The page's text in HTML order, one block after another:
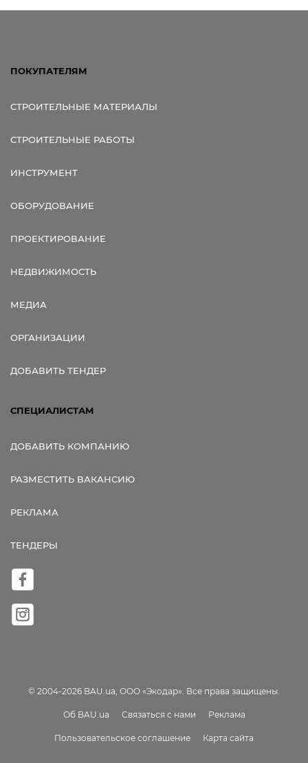
ПОКУПАТЕЛЯМ
СТРОИТЕЛЬНЫЕ МАТЕРИАЛЫ
СТРОИТЕЛЬНЫЕ РАБОТЫ
ИНСТРУМЕНТ
ОБОРУДОВАНИЕ
ПРОЕКТИРОВАНИЕ
НЕДВИЖИМОСТЬ
МЕДИА
ОРГАНИЗАЦИИ
ДОБАВИТЬ ТЕНДЕР
СПЕЦИАЛИСТАМ
ДОБАВИТЬ КОМПАНИЮ
РАЗМЕСТИТЬ ВАКАНСИЮ
РЕКЛАМА
ТЕНДЕРЫ
© 2004-2026 BAU.ua, ООО «Экодар». Все права защищены.
Об BAU.ua Связаться с нами Реклама
Пользовательское соглашение Карта сайта